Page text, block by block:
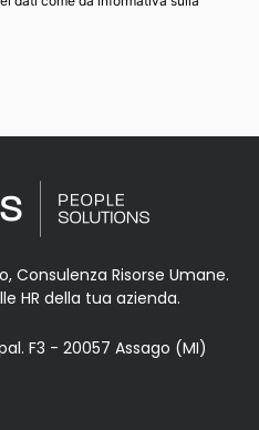
Consulenza Risorse Umane.
HR della tua azienda.
F3 - 20057 Assago (MI)